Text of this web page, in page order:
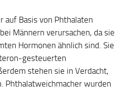
auf Basis von Phthalaten
Männern verursachen, da sie
Hormonen ähnlich sind. Sie
gesteuerten
stehen sie in Verdacht,
Phthalatweichmacher wurden